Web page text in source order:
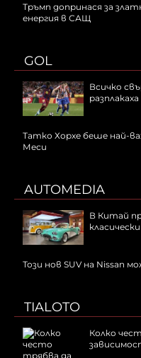
Тръмп допринася за
енергия в САЩ
GOL
Всичко
Татко Хорхе беше най-
Меси
AUTOMEDIA
В Китай
Този нов SUV на Nissan
TIALOTO
Колко